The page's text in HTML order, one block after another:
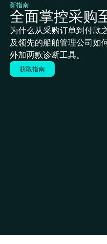
新指南
全面掌控采购
为什么从采购订单到付款
及领先的船舶管理公司如
外加两款诊断工具。
获取指南